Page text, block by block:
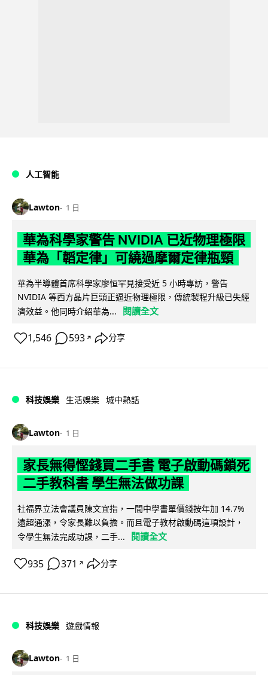
人工智能
Lawton 1 日
華為科學家警告 NVIDIA 已近物理極限
華為「韜定律」可繞過摩爾定律瓶頸
華為半導體首席科學家廖恒罕見接受近 5 小時專訪，警告
NVIDIA 等西方晶片巨頭正逼近物理極限，傳統製程升級已失經
濟效益。他同時介紹華為...
閱讀全文
1,546 593 ↗ 分享
科技娛樂 生活娛樂 城中熱話
Lawton 1 日
家長無得慳錢買二手書 電子啟動碼鎖死
二手教科書 學生無法做功課
社福界立法會議員陳文宜指，一間中學書單價錢按年加 14.7%
遠超通漲，令家長難以負擔。而且電子教材啟動碼這項設計，
令學生無法完成功課，二手...
閱讀全文
935 371 ↗ 分享
科技娛樂 遊戲情報
Lawton 1 日